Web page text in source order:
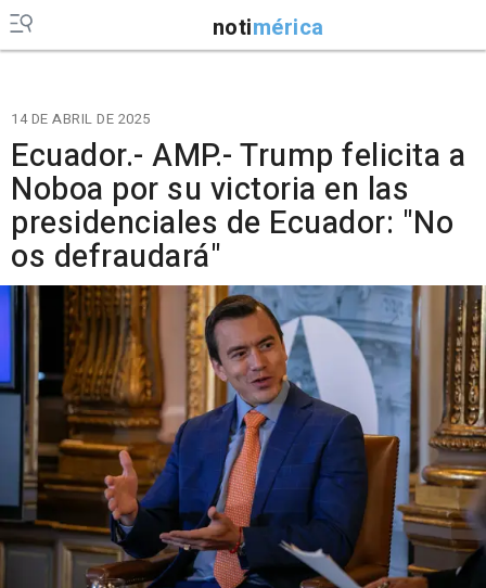
notimérica
14 DE ABRIL DE 2025
Ecuador.- AMP.- Trump felicita a
Noboa por su victoria en las
presidenciales de Ecuador: "No
os defraudará"